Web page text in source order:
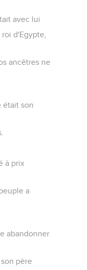
avec lui
d'Egypte,
ancêtres ne
était son
à prix
a
abandonner
père